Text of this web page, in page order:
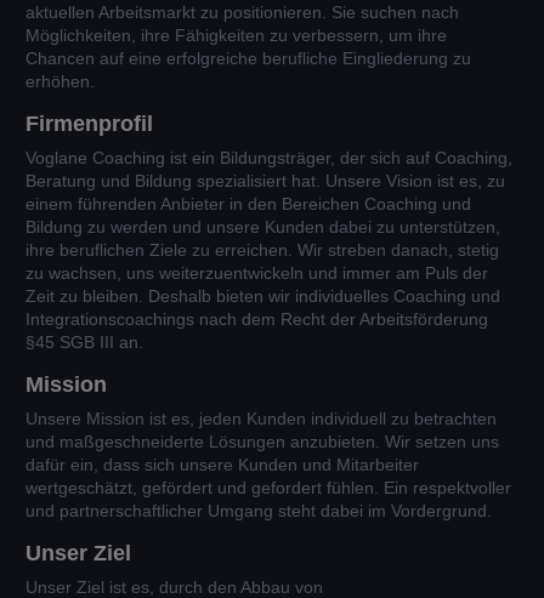
aktuellen Arbeitsmarkt zu positionieren. Sie suchen nach
Möglichkeiten, ihre Fähigkeiten zu verbessern, um ihre
Chancen auf eine erfolgreiche berufliche Eingliederung zu
erhöhen.
Firmenprofil
Voglane Coaching ist ein Bildungsträger, der sich auf Coaching,
Beratung und Bildung spezialisiert hat. Unsere Vision ist es, zu
einem führenden Anbieter in den Bereichen Coaching und
Bildung zu werden und unsere Kunden dabei zu unterstützen,
ihre beruflichen Ziele zu erreichen. Wir streben danach, stetig
zu wachsen, uns weiterzuentwickeln und immer am Puls der
Zeit zu bleiben. Deshalb bieten wir individuelles Coaching und
Integrationscoachings nach dem Recht der Arbeitsförderung
§45 SGB III an.
Mission
Unsere Mission ist es, jeden Kunden individuell zu betrachten
und maßgeschneiderte Lösungen anzubieten. Wir setzen uns
dafür ein, dass sich unsere Kunden und Mitarbeiter
wertgeschätzt, gefördert und gefordert fühlen. Ein respektvoller
und partnerschaftlicher Umgang steht dabei im Vordergrund.
Unser Ziel
Unser Ziel ist es, durch den Abbau von